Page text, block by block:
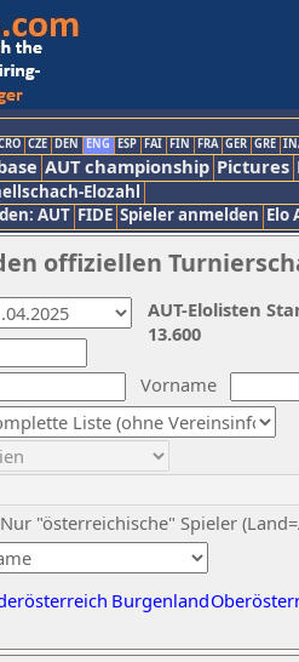
CZE DEN ENG ESP FAI FIN FRA GER GRE
AUT championship Pictures
Elozahl
AUT FIDE Spieler anmelden Elo
offiziellen
Vorname
Nur "österreichische" Spieler
Burgenland
AUT-Elolisten
13.600